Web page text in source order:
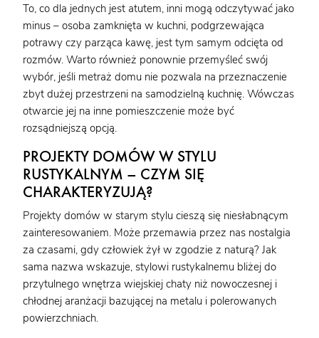
To, co dla jednych jest atutem, inni mogą odczytywać jako
minus – osoba zamknięta w kuchni, podgrzewająca
potrawy czy parząca kawę, jest tym samym odcięta od
rozmów. Warto również ponownie przemyśleć swój
wybór, jeśli metraż domu nie pozwala na przeznaczenie
zbyt dużej przestrzeni na samodzielną kuchnię. Wówczas
otwarcie jej na inne pomieszczenie może być
rozsądniejszą opcją.
PROJEKTY DOMÓW W STYLU
RUSTYKALNYM – CZYM SIĘ
CHARAKTERYZUJĄ?
Projekty domów w starym stylu cieszą się niesłabnącym
zainteresowaniem. Może przemawia przez nas nostalgia
za czasami, gdy człowiek żył w zgodzie z naturą? Jak
sama nazwa wskazuje, stylowi rustykalnemu bliżej do
przytulnego wnętrza wiejskiej chaty niż nowoczesnej i
chłodnej aranżacji bazującej na metalu i polerowanych
powierzchniach.